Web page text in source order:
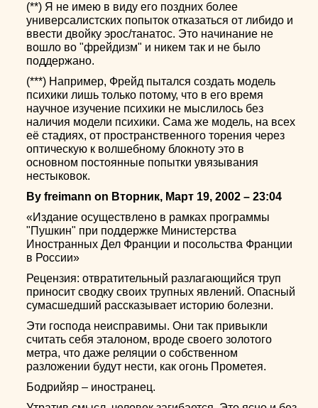
(**) Я не имею в виду его поздних более
универсалистских попыток отказаться от либидо и
ввести двойку эрос/танатос. Это начинание не
вошло во "фрейдизм" и никем так и не было
поддержано.
(***) Например, Фрейд пытался создать модель
психики лишь только потому, что в его время
научное изучение психики не мыслилось без
наличия модели психики. Сама же модель, на всех
её стадиях, от пространственного торения через
оптическую к волшебному блокноту это в
основном постоянные попытки увязывания
нестыковок.
By freimann on Вторник, Март 19, 2002 – 23:04
«Издание осуществлено в рамках программы
"Пушкин" при поддержке Министерства
Иностранных Дел Франции и посольства Франции
в России»
Рецензия: отвратительный разлагающийся труп
приносит сводку своих трупных явлений. Опасный
сумасшедший рассказывает историю болезни.
Эти господа неисправимы. Они так привыкли
считать себя эталоном, вроде своего золотого
метра, что даже реляции о собственном
разложении будут нести, как огонь Прометея.
Бодрийяр – иностранец.